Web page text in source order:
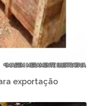
exportação